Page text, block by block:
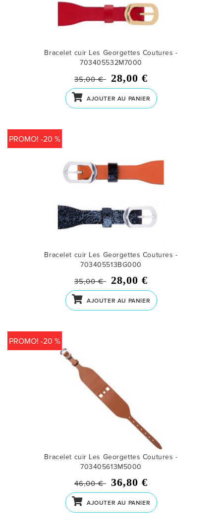
Bracelet cuir Les Georgettes Coutures -
703405532M7000
35,00 € 28,00 €
AJOUTER AU PANIER
PROMO! -20 %
Bracelet cuir Les Georgettes Coutures -
703405513BG000
35,00 € 28,00 €
AJOUTER AU PANIER
PROMO! -20 %
Bracelet cuir Les Georgettes Coutures -
703405613M5000
46,00 € 36,80 €
AJOUTER AU PANIER